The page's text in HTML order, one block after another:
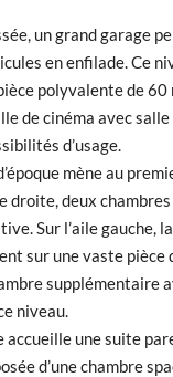
un grand garage
en enfilade. Ce
polyvalente de 60
de cinéma avec
d’usage.
mène au
droite, deux
Sur l’aile gauche,
sur une vaste pièce
supplémentaire
niveau.
accueille une suite
d’une chambre